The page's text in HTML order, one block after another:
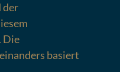
der
Die
basiert